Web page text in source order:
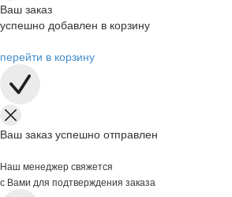
Ваш заказ
успешно добавлен в корзину
перейти в корзину
Ваш заказ успешно отправлен
Наш менеджер свяжется
с Вами для подтверждения заказа